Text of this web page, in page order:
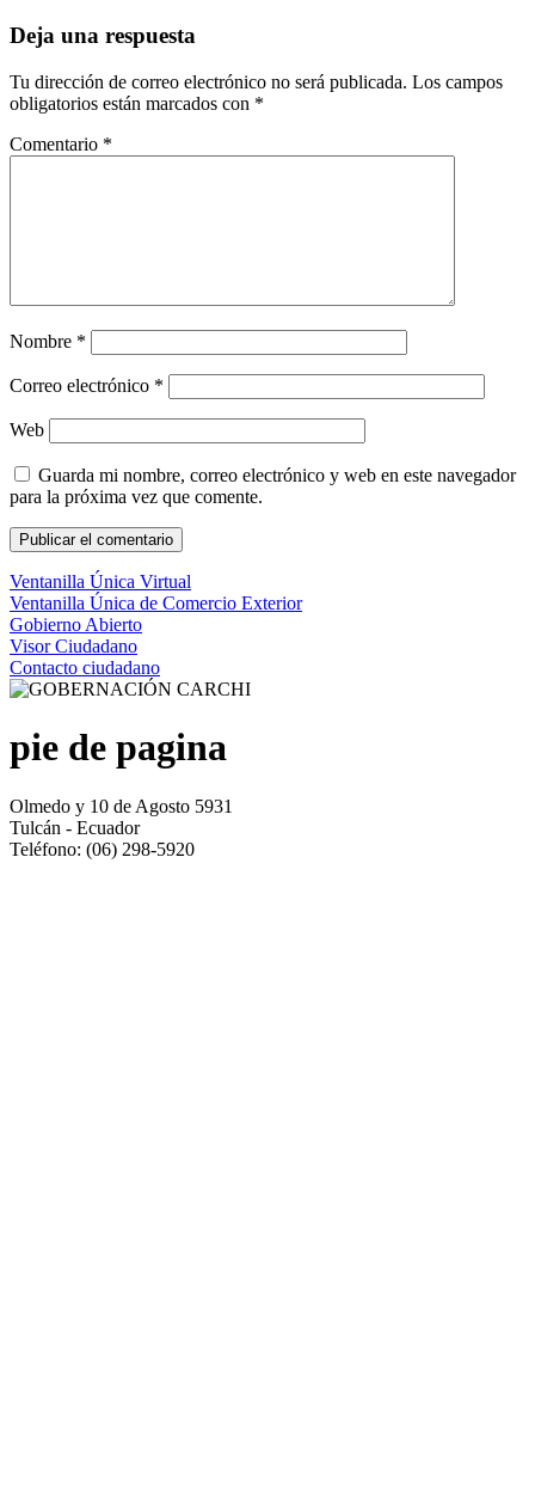
Deja una respuesta
Tu dirección de correo electrónico no será publicada. Los campos
obligatorios están marcados con *
Comentario *
Nombre *
Correo electrónico *
Web
Guarda mi nombre, correo electrónico y web en este navegador
para la próxima vez que comente.
Ventanilla Única Virtual
Ventanilla Única de Comercio Exterior
Gobierno Abierto
Visor Ciudadano
Contacto ciudadano
pie de pagina
Olmedo y 10 de Agosto 5931
Tulcán - Ecuador
Teléfono: (06) 298-5920